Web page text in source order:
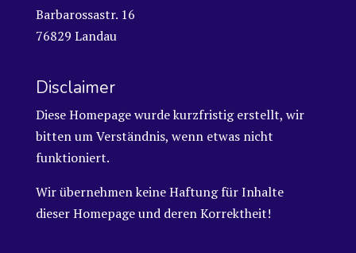
Barbarossastr. 16
76829 Landau
Disclaimer
Diese Homepage wurde kurzfristig erstellt, wir
bitten um Verständnis, wenn etwas nicht
funktioniert.
Wir übernehmen keine Haftung für Inhalte
dieser Homepage und deren Korrektheit!